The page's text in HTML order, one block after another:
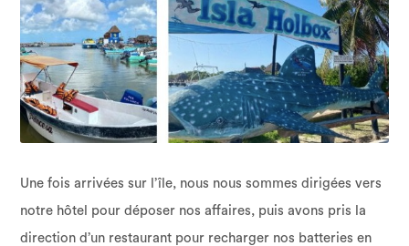
Une fois arrivées sur l’île, nous nous sommes dirigées vers
notre hôtel pour déposer nos affaires, puis avons pris la
direction d’un restaurant pour recharger nos batteries en